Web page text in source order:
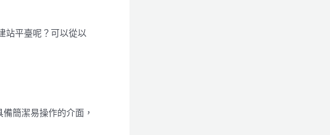
站平臺呢？可以從以
簡潔易操作的介面，